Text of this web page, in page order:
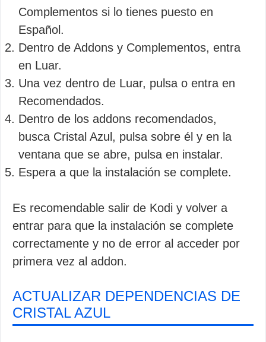
Complementos si lo tienes puesto en
Español.
Dentro de Addons y Complementos, entra
en Luar.
Una vez dentro de Luar, pulsa o entra en
Recomendados.
Dentro de los addons recomendados,
busca Cristal Azul, pulsa sobre él y en la
ventana que se abre, pulsa en instalar.
Espera a que la instalación se complete.
Es recomendable salir de Kodi y volver a
entrar para que la instalación se complete
correctamente y no de error al acceder por
primera vez al addon.
ACTUALIZAR DEPENDENCIAS DE
CRISTAL AZUL